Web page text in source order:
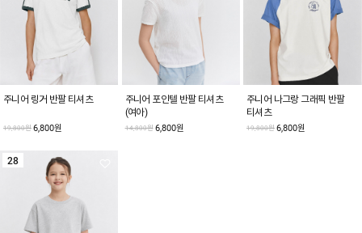
주니어 링거 반팔 티셔츠
19,800원 6,800원
주니어 포인텔 반팔 티셔츠
(여아)
14,800원 6,800원
주니어 나그랑 그래픽 반팔
티셔츠
19,800원 6,800원
28